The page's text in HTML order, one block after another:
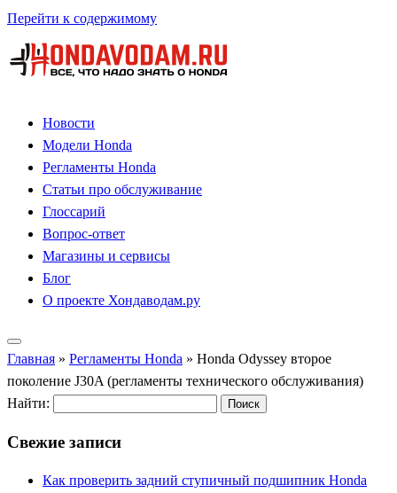
Перейти к содержимому
Новости
Модели Honda
Регламенты Honda
Статьи про обслуживание
Глоссарий
Вопрос-ответ
Магазины и сервисы
Блог
О проекте Хондаводам.ру
Главная » Регламенты Honda » Honda Odyssey второе
поколение J30A (регламенты технического обслуживания)
Найти:
Свежие записи
Как проверить задний ступичный подшипник Honda